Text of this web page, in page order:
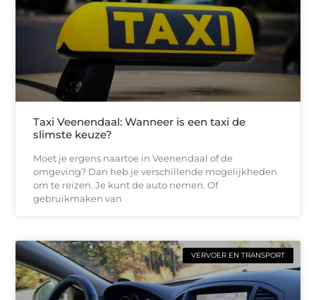
Taxi Veenendaal: Wanneer is een taxi de
slimste keuze?
Moet je ergens naartoe in Veenendaal of de
omgeving? Dan heb je verschillende mogelijkheden
om te reizen. Je kunt de auto nemen. Of
gebruikmaken van
VERVOER EN TRANSPORT